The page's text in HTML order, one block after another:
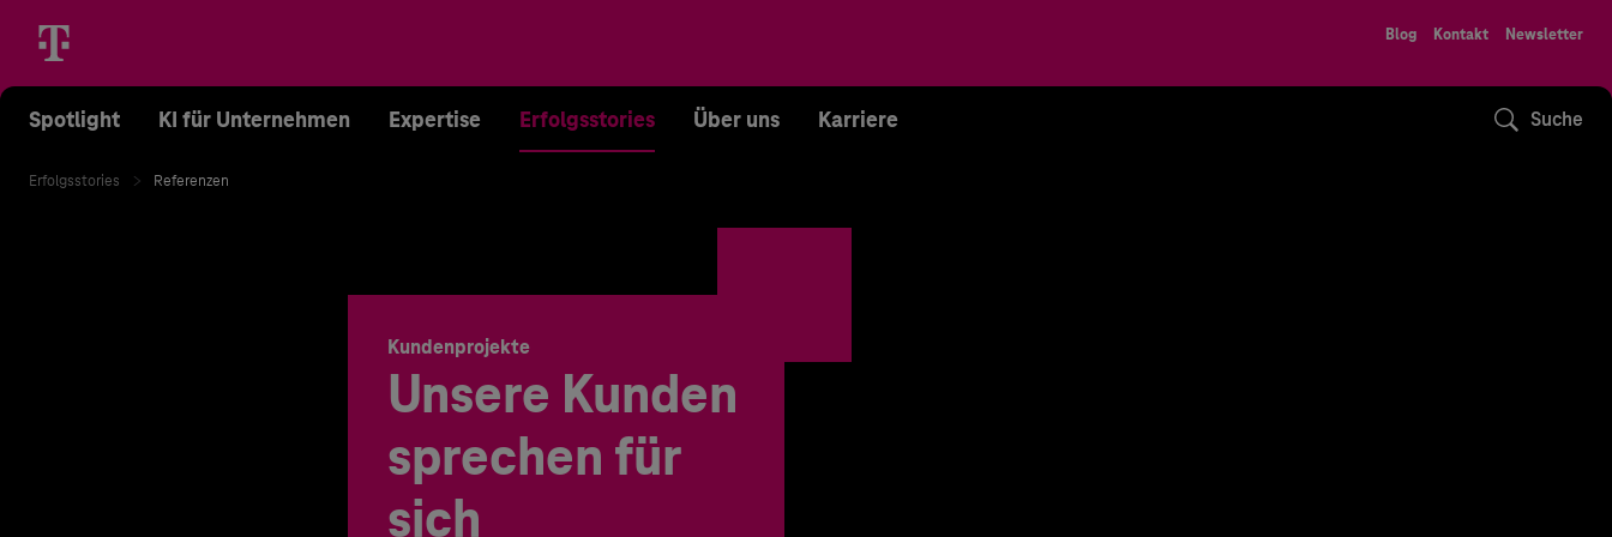
Blog Kontakt Newsletter
Spotlight KI für Unternehmen Expertise Erfolgsstories Über uns Karriere Suche
Erfolgsstories Referenzen
Kundenprojekte
Unsere Kunden
sprechen für
sich